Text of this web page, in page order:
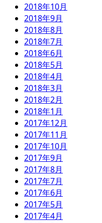
2018年10月
2018年9月
2018年8月
2018年7月
2018年6月
2018年5月
2018年4月
2018年3月
2018年2月
2018年1月
2017年12月
2017年11月
2017年10月
2017年9月
2017年8月
2017年7月
2017年6月
2017年5月
2017年4月